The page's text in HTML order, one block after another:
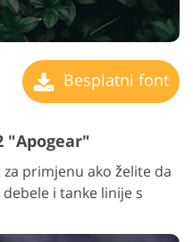
Besplatni font
"Apogear"
primjenu ako želite da
i tanke linije s